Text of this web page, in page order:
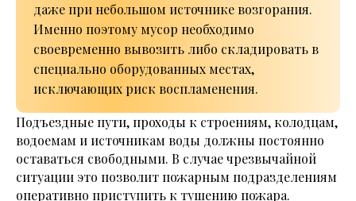
даже при небольшом источнике возгорания.
Именно поэтому мусор необходимо
своевременно вывозить либо складировать в
специально оборудованных местах,
исключающих риск воспламенения.
Подъездные пути, проходы к строениям, колодцам,
водоемам и источникам воды должны постоянно
оставаться свободными. В случае чрезвычайной
ситуации это позволит пожарным подразделениям
оперативно приступить к тушению пожара.